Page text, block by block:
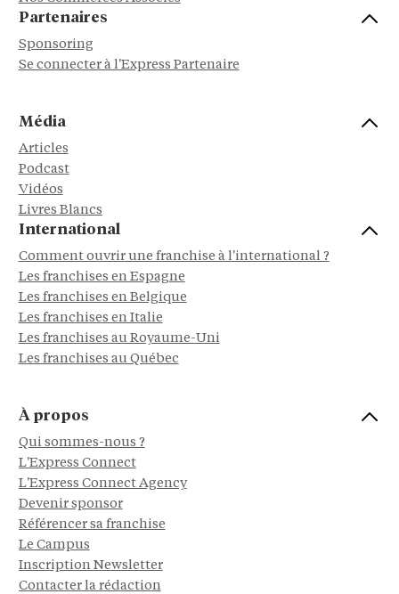
Partenaires
Sponsoring
Se connecter à l'Express Partenaire
Média
Articles
Podcast
Vidéos
Livres Blancs
International
Comment ouvrir une franchise à l'international ?
Les franchises en Espagne
Les franchises en Belgique
Les franchises en Italie
Les franchises au Royaume-Uni
Les franchises au Québec
À propos
Qui sommes-nous ?
L'Express Connect
L'Express Connect Agency
Devenir sponsor
Référencer sa franchise
Le Campus
Inscription Newsletter
Contacter la rédaction